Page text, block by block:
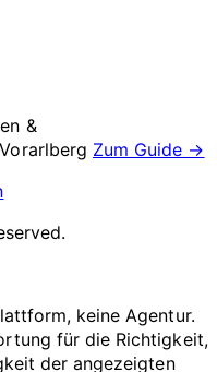
&
Vorarlberg Zum Guide →
keine Agentur.
für die Richtigkeit,
der angezeigten